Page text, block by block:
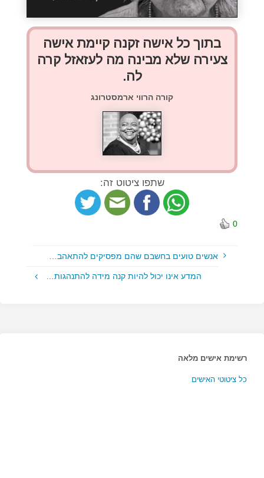
בתוך כל אישה זקנה קיימת אישה
צעירה שלא מבינה מה לעזאזל קרה
לה.
קורה הרווי ארמסטרונג
שתפו ציטוט זה:
0
אנשים טועים בחשבם שהם מפסיקים להתאהב…
המדע אינו יכול להיות קנה מידה להתנהגות…
רשימת אישים מלאה
כל ציטוטי האישים